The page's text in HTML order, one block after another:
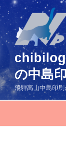
コ
ン
ン
ス
キ
ッ
chibilog
の中島
飛騨高山中島印